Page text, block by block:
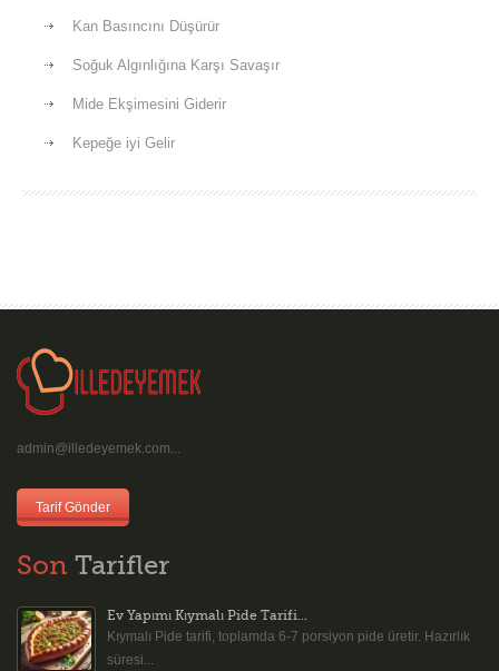
Kan Basıncını Düşürür
Soğuk Algınlığına Karşı Savaşır
Mide Ekşimesini Giderir
Kepeğe iyi Gelir
admin@illedeyemek.com...
Tarif Gönder
Son Tarifler
Ev Yapımı Kıymalı Pide Tarifi...
Kıymalı Pide tarifi, toplamda 6-7 porsiyon pide üretir. Hazırlık
süresi...